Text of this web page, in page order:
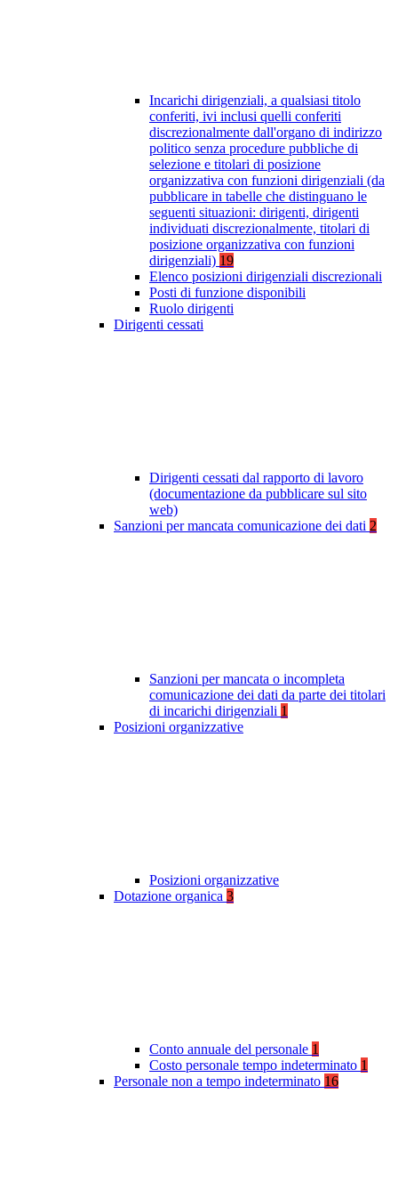
Incarichi dirigenziali, a qualsiasi titolo
conferiti, ivi inclusi quelli conferiti
discrezionalmente dall'organo di indirizzo
politico senza procedure pubbliche di
selezione e titolari di posizione
organizzativa con funzioni dirigenziali (da
pubblicare in tabelle che distinguano le
seguenti situazioni: dirigenti, dirigenti
individuati discrezionalmente, titolari di
posizione organizzativa con funzioni
dirigenziali) 19
Elenco posizioni dirigenziali discrezionali
Posti di funzione disponibili
Ruolo dirigenti
Dirigenti cessati
Dirigenti cessati dal rapporto di lavoro
(documentazione da pubblicare sul sito
web)
Sanzioni per mancata comunicazione dei dati 2
Sanzioni per mancata o incompleta
comunicazione dei dati da parte dei titolari
di incarichi dirigenziali 1
Posizioni organizzative
Posizioni organizzative
Dotazione organica 3
Conto annuale del personale 1
Costo personale tempo indeterminato 1
Personale non a tempo indeterminato 16